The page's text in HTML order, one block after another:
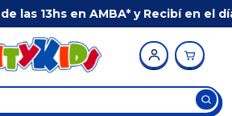
13hs en AMBA* y Recibí en el día